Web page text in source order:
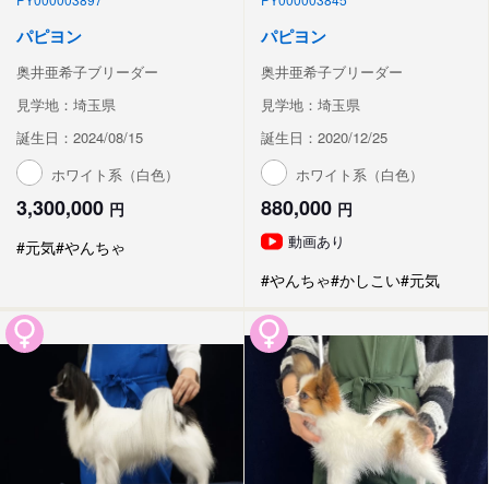
パピヨン
奥井亜希子ブリーダー
見学地：埼玉県
誕生日：2024/08/15
ホワイト系（白色）
3,300,000 円
#元気#やんちゃ
パピヨン
奥井亜希子ブリーダー
見学地：埼玉県
誕生日：2020/12/25
ホワイト系（白色）
880,000 円
動画あり
#やんちゃ#かしこい#元気